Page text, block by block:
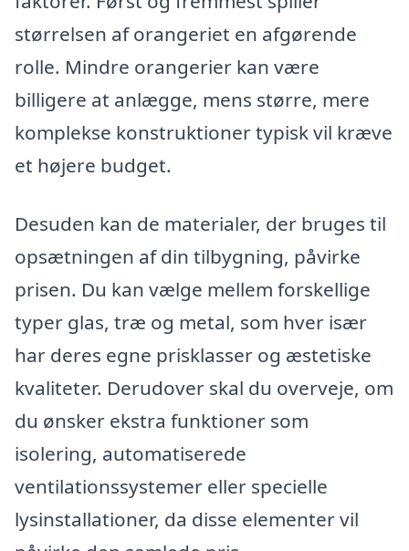
størrelsen af orangeriet en afgørende
rolle. Mindre orangerier kan være
billigere at anlægge, mens større, mere
komplekse konstruktioner typisk vil kræve
et højere budget.
Desuden kan de materialer, der bruges til
opsætningen af din tilbygning, påvirke
prisen. Du kan vælge mellem forskellige
typer glas, træ og metal, som hver især
har deres egne prisklasser og æstetiske
kvaliteter. Derudover skal du overveje, om
du ønsker ekstra funktioner som
isolering, automatiserede
ventilationssystemer eller specielle
lysinstallationer, da disse elementer vil